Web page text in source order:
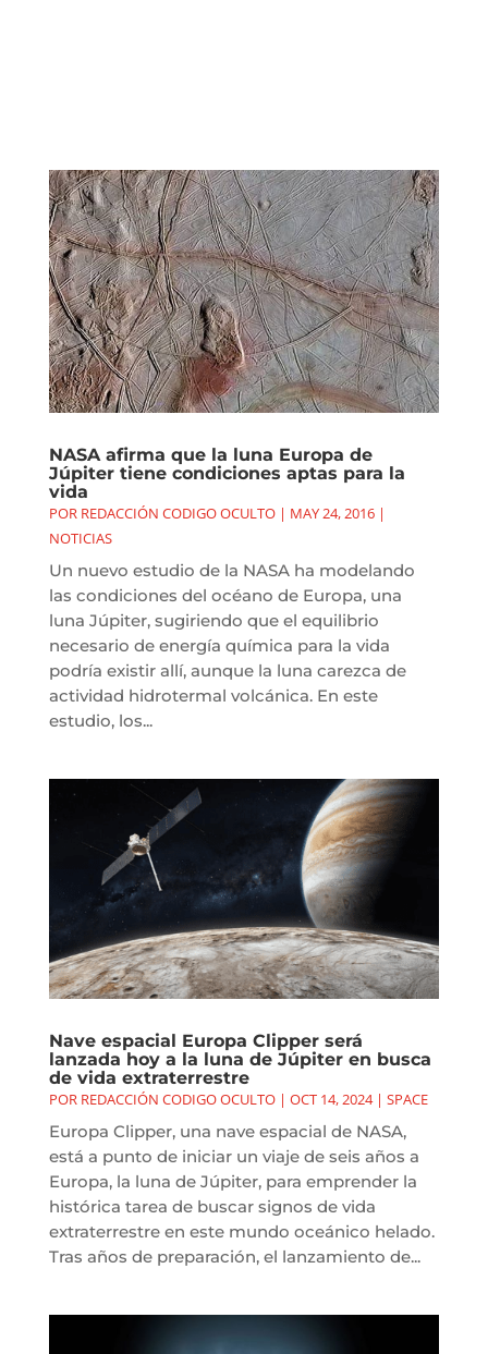
NASA afirma que la luna Europa de
Júpiter tiene condiciones aptas para la
vida
POR REDACCIÓN CODIGO OCULTO| MAY 24, 2016|
NOTICIAS
Un nuevo estudio de la NASA ha modelando
las condiciones del océano de Europa, una
luna Júpiter, sugiriendo que el equilibrio
necesario de energía química para la vida
podría existir allí, aunque la luna carezca de
actividad hidrotermal volcánica. En este
estudio, los...
Nave espacial Europa Clipper será
lanzada hoy a la luna de Júpiter en busca
de vida extraterrestre
POR REDACCIÓN CODIGO OCULTO| OCT 14, 2024| SPACE
Europa Clipper, una nave espacial de NASA,
está a punto de iniciar un viaje de seis años a
Europa, la luna de Júpiter, para emprender la
histórica tarea de buscar signos de vida
extraterrestre en este mundo oceánico helado.
Tras años de preparación, el lanzamiento de...